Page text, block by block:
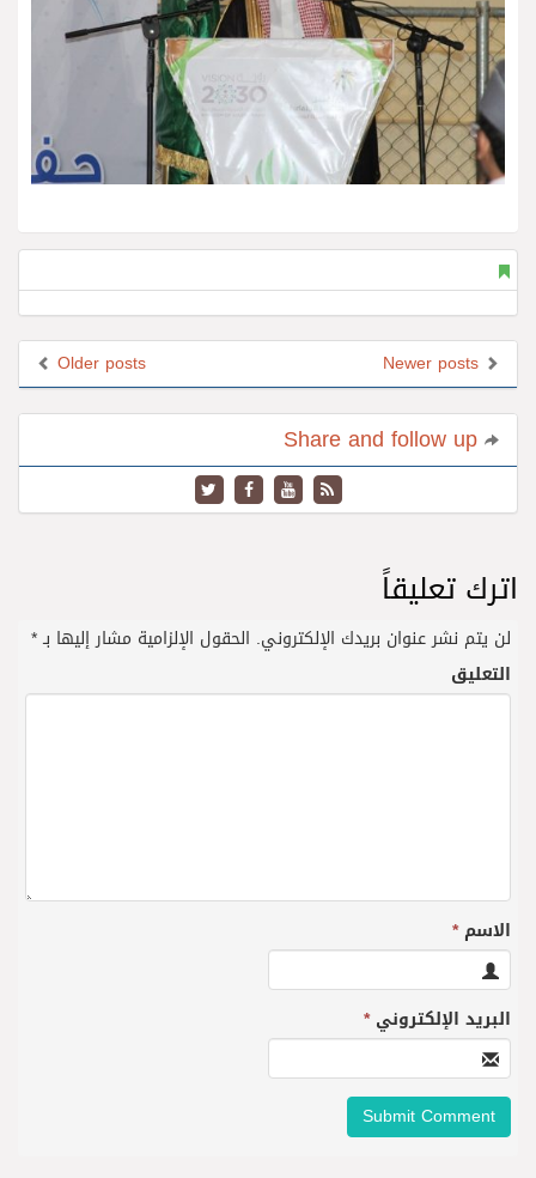
Older posts
اترك تعليقاً
لن يتم نشر عنوان بريدك الإلكتروني. الحقول الإلزامية مشار إليها بـ*
التعليق
الاسم*
البريد الإلكتروني*